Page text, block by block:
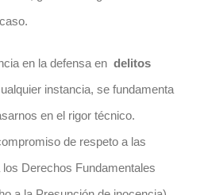
en la defensa en delitos
instancia, se fundamenta
en el rigor técnico.
de respeto a las
Derechos Fundamentales